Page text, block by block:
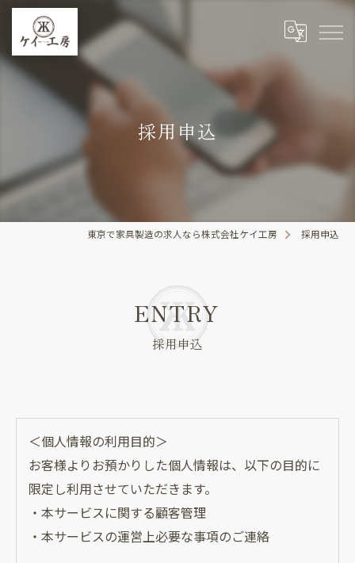
採用申込
東京で家具製造の求人なら株式会社ケイ工房 採用申込
採用申込
ENTRY
＜個人情報の利用目的＞
お客様よりお預かりした個人情報は、以下の目的に
限定し利用させていただきます。
・本サービスに関する顧客管理
・本サービスの運営上必要な事項のご連絡